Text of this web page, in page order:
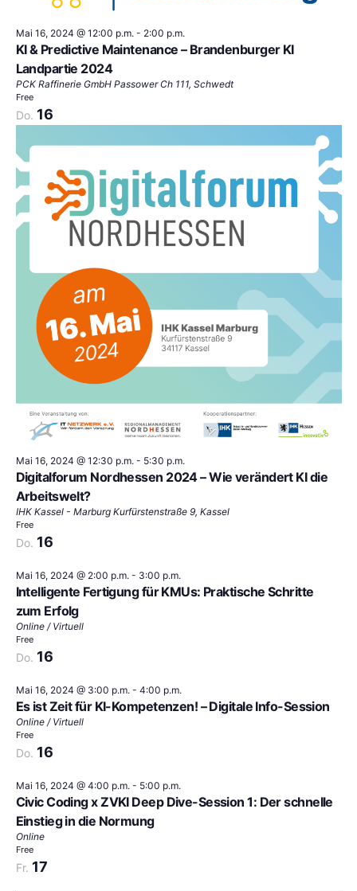
Mai 16, 2024 @ 12:00 p.m.- 2:00 p.m.
KI & Predictive Maintenance – Brandenburger KI
Landpartie 2024
PCK Raffinerie GmbH Passower Ch 111, Schwedt
Free
Do. 16
Mai 16, 2024 @ 12:30 p.m.- 5:30 p.m.
Digitalforum Nordhessen 2024 – Wie verändert KI die
Arbeitswelt?
IHK Kassel - Marburg Kurfürstenstraße 9, Kassel
Free
Do. 16
Mai 16, 2024 @ 2:00 p.m.- 3:00 p.m.
Intelligente Fertigung für KMUs: Praktische Schritte
zum Erfolg
Online / Virtuell
Free
Do. 16
Mai 16, 2024 @ 3:00 p.m.- 4:00 p.m.
Es ist Zeit für KI-Kompetenzen! – Digitale Info-Session
Online / Virtuell
Free
Do. 16
Mai 16, 2024 @ 4:00 p.m.- 5:00 p.m.
Civic Coding x ZVKI Deep Dive-Session 1: Der schnelle
Einstieg in die Normung
Online
Free
Fr. 17